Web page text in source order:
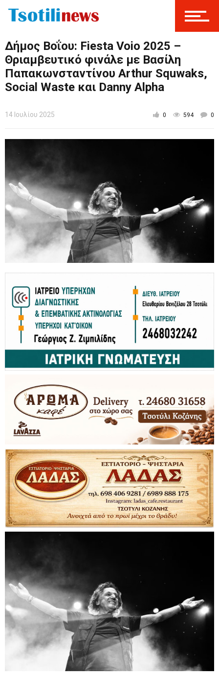
Δήμος Βοΐου: Fiesta Voio 2025 –
Θριαμβευτικό φινάλε με Βασίλη
Παπακωνσταντίνου Arthur Squwaks,
Social Waste και Danny Alpha
14 Ιουλίου 2025 0 594 0